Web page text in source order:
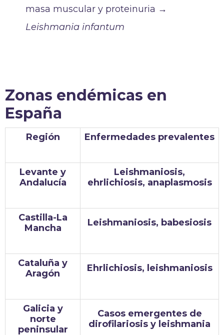
masa muscular y proteinuria →
Leishmania infantum
Zonas endémicas en
España
Región Enfermedades prevalentes
Levante y
Andalucía
Leishmaniosis,
ehrlichiosis, anaplasmosis
Castilla-La
Mancha
Leishmaniosis, babesiosis
Cataluña y
Aragón
Ehrlichiosis, leishmaniosis
Galicia y
norte
peninsular
Casos emergentes de
dirofilariosis y leishmania